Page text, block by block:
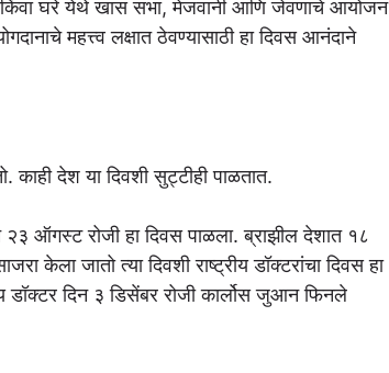
किंवा घरे येथे खास सभा, मेजवानी आणि जेवणाचे आयोजन
महत्त्व लक्षात ठेवण्यासाठी हा दिवस आनंदाने
काही देश या दिवशी सुट्टीही पाळतात.
२३ ऑगस्ट रोजी हा दिवस पाळला. ब्राझील देशात १८
केला जातो त्या दिवशी राष्ट्रीय डॉक्टरांचा दिवस हा
डॉक्टर दिन ३ डिसेंबर रोजी कार्लोस जुआन फिनले